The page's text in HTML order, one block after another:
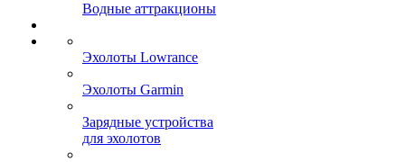
Водные аттракционы
Эхолоты Lowrance
Эхолоты Garmin
Зарядные устройства
для эхолотов